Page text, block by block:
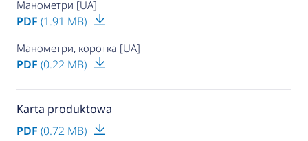
Манометри [UA]
PDF (1.91 MB)
Манометри, коротка [UA]
PDF (0.22 MB)
Karta produktowa
PDF (0.72 MB)